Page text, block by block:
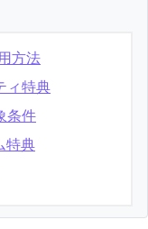
方法
ィ特典
条件
特典